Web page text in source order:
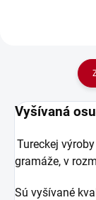
Vyšívaná
Tureckej
gramáže, v
Sú vyšívané